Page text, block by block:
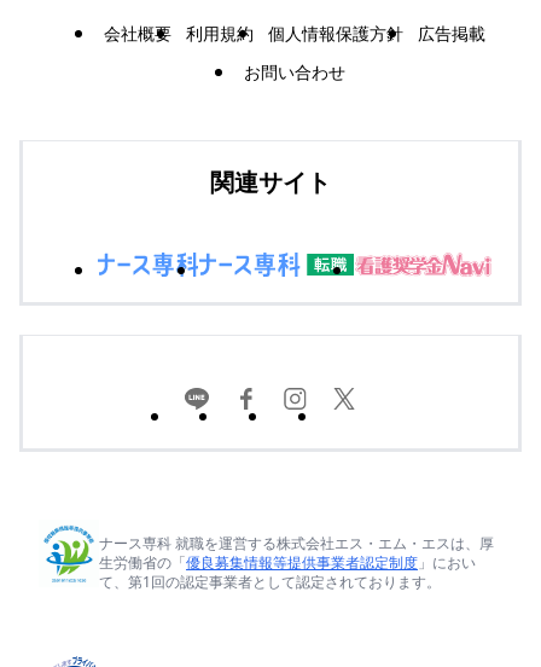
会社概要 利用規約 個人情報保護方針
広告掲載
お問い合わせ
関連サイト
ナース専科 就職を運営する株式会社エス・エム・エスは、厚
生労働省の「優良募集情報等提供事業者認定制度 」におい
て、第1回の認定事業者として認定されております。